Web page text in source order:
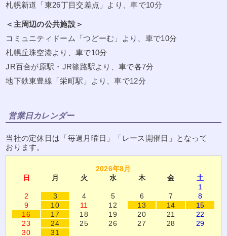
札幌新道「東26丁目交差点」より、車で10分
＜主周辺の公共施設＞
コミュニティドーム「つどーむ」より、車で10分
札幌丘珠空港より、車で10分
JR百合が原駅・JR篠路駅より、車で各7分
地下鉄東豊線「栄町駅」より、車で12分
営業日カレンダー
当社の定休日は「毎週月曜日」「レース開催日」となって
おります。
2026年8月
日
月 火 水 木 金
土
1
2
3 4 5 6 7
8
9
10 11 12 13 14
15
16
17 18 19 20 21
22
23
24 25 26 27 28
29
30
31